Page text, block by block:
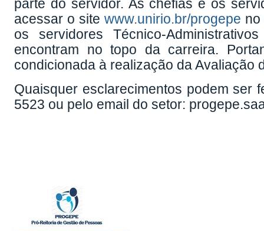
parte do servidor. As chefias e os
acessar o site www.unirio.br/progepe no
os servidores Técnico-
encontram no topo da carreira.
condicionada à realização da Avaliação
Quaisquer esclarecimentos podem ser
5523 ou pelo email do setor: